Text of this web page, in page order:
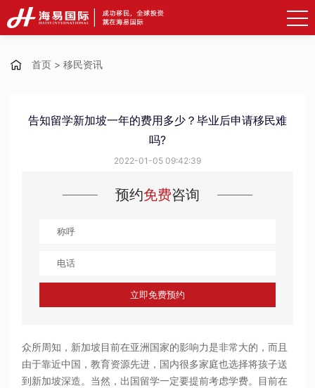
首页 > 移民资讯
告知留学新加坡一年的费用多少？毕业后申请移民难
吗?
2022-01-05 09:42:39
预约免费咨询
立即免费预约
众所周知，新加坡目前在亚洲国家的影响力是非常大的，而且
由于靠近中国，教育资源先进，国内很多家庭也选择将孩子送
到新加坡深造。当然，出国留学一定要提前考虑学费。目前在